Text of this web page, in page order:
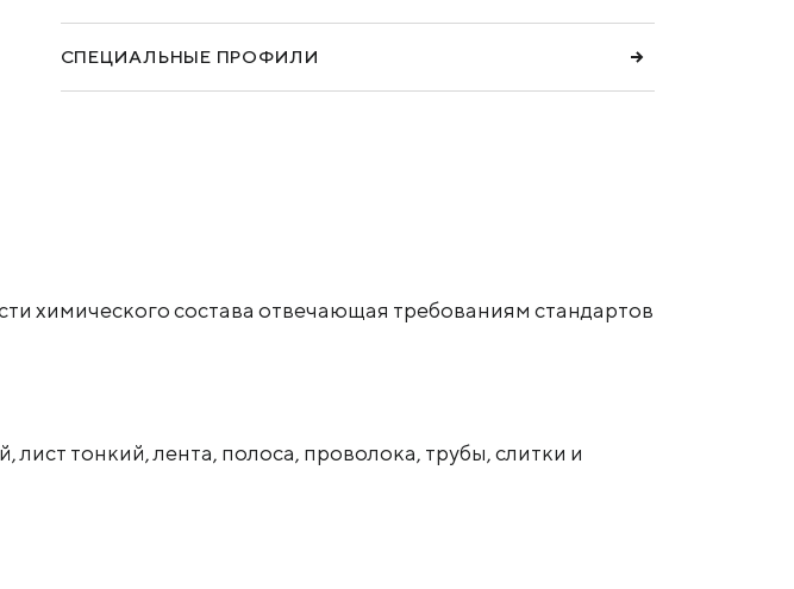
СПЕЦИАЛЬНЫЕ ПРОФИЛИ
химического состава отвечающая требованиям стандартов
тонкий, лента, полоса, проволока, трубы, слитки и